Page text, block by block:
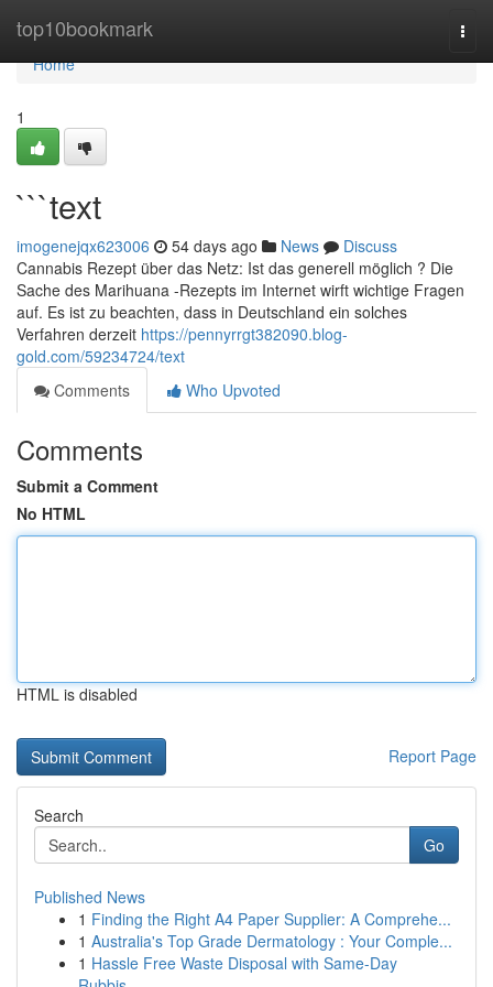
top10bookmark
Home
Home
1
```text
imogenejqx623006 54 days ago News
Discuss
Cannabis Rezept über das Netz: Ist das generell möglich ? Die
Sache des Marihuana -Rezepts im Internet wirft wichtige Fragen
auf. Es ist zu beachten, dass in Deutschland ein solches
Verfahren derzeit https://pennyrrgt382090.blog-
gold.com/59234724/text
Comments
Who Upvoted
Comments
Submit a Comment
No HTML
HTML is disabled
Report Page
Search
Go
Published News
1 Finding the Right A4 Paper Supplier: A Comprehe...
1 Australia's Top Grade Dermatology : Your Comple...
1 Hassle Free Waste Disposal with Same-Day